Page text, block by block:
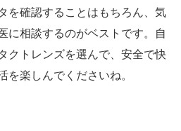
を確認することはもちろん、気
に相談するのがベストです。自
クトレンズを選んで、安全で快
を楽しんでくださいね。